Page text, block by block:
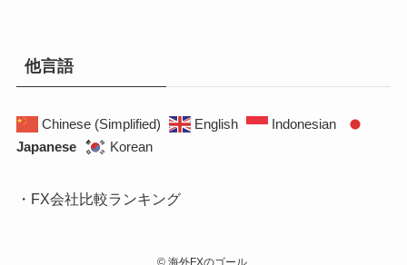
他言語
Chinese (Simplified) English
Indonesian
Japanese
Korean
・FX会社比較ランキング
© 海外FXのゴール.